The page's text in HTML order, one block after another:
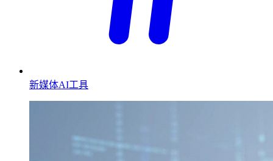
新媒体AI工具